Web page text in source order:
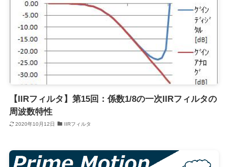
【IIRフィルタ】第15回：係数1/8の一次IIRフィルタの
周波数特性
2020年10月12日 IIRフィルタ